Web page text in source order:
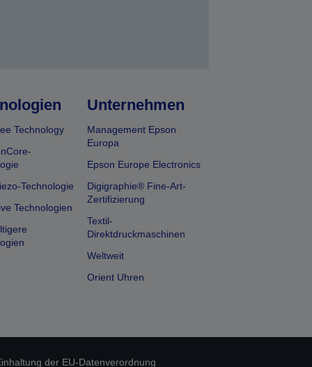
Technology
Technologie
Technologien
Unternehmen
Management Epson
Europa
Epson Europe Electronics
Digigraphie® Fine-Art-
Zertifizierung
Textil-
Direktdruckmaschinen
Weltweit
Orient Uhren
der EU-Datenverordnung